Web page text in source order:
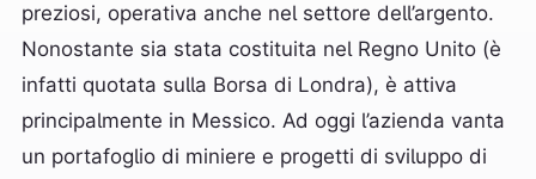
preziosi, operativa anche nel settore dell’argento.
Nonostante sia stata costituita nel Regno Unito (è
infatti quotata sulla Borsa di Londra), è attiva
principalmente in Messico. Ad oggi l’azienda vanta
un portafoglio di miniere e progetti di sviluppo di